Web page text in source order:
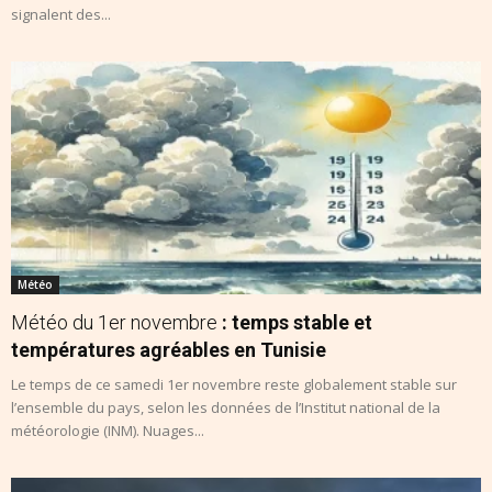
signalent des...
Météo
Météo du 1er novembre : temps stable et
températures agréables en Tunisie
Le temps de ce samedi 1er novembre reste globalement stable sur
l’ensemble du pays, selon les données de l’Institut national de la
météorologie (INM). Nuages...